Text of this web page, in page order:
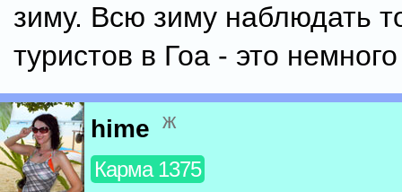
зиму. Всю зиму наблюдать
туристов в Гоа - это
hime ж
Карма 1375